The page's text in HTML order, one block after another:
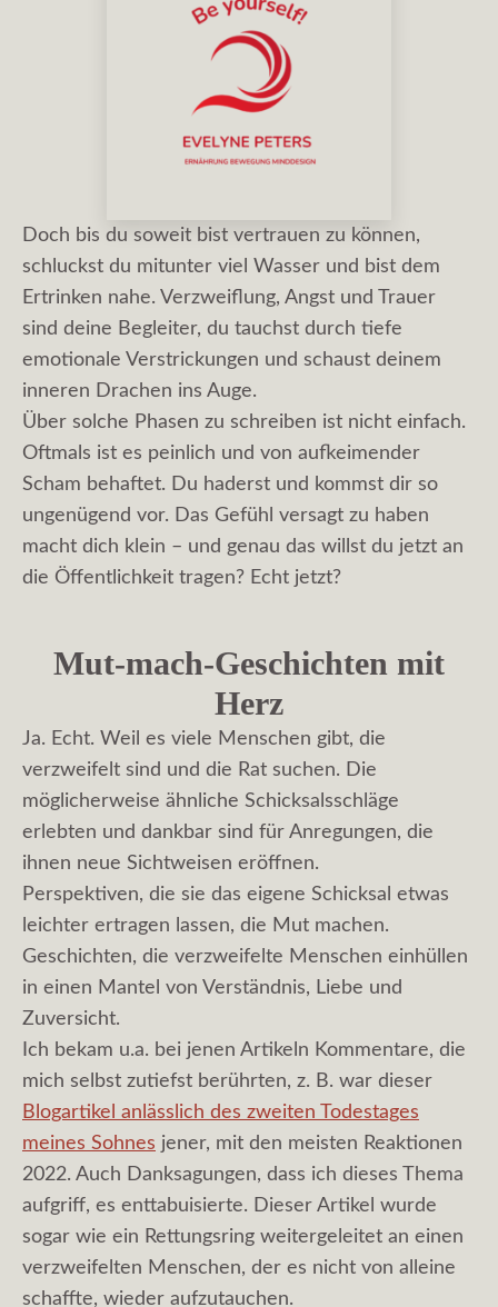
Doch bis du soweit bist vertrauen zu können,
schluckst du mitunter viel Wasser und bist dem
Ertrinken nahe. Verzweiflung, Angst und Trauer
sind deine Begleiter, du tauchst durch tiefe
emotionale Verstrickungen und schaust deinem
inneren Drachen ins Auge.
Über solche Phasen zu schreiben ist nicht einfach.
Oftmals ist es peinlich und von aufkeimender
Scham behaftet. Du haderst und kommst dir so
ungenügend vor. Das Gefühl versagt zu haben
macht dich klein – und genau das willst du jetzt an
die Öffentlichkeit tragen? Echt jetzt?
Mut-mach-Geschichten mit
Herz
Ja. Echt. Weil es viele Menschen gibt, die
verzweifelt sind und die Rat suchen. Die
möglicherweise ähnliche Schicksalsschläge
erlebten und dankbar sind für Anregungen, die
ihnen neue Sichtweisen eröffnen.
Perspektiven, die sie das eigene Schicksal etwas
leichter ertragen lassen, die Mut machen.
Geschichten, die verzweifelte Menschen einhüllen
in einen Mantel von Verständnis, Liebe und
Zuversicht.
Ich bekam u.a. bei jenen Artikeln Kommentare, die
mich selbst zutiefst berührten, z. B. war dieser
Blogartikel anlässlich des zweiten Todestages
meines Sohnes jener, mit den meisten Reaktionen
2022. Auch Danksagungen, dass ich dieses Thema
aufgriff, es enttabuisierte. Dieser Artikel wurde
sogar wie ein Rettungsring weitergeleitet an einen
verzweifelten Menschen, der es nicht von alleine
schaffte, wieder aufzutauchen.